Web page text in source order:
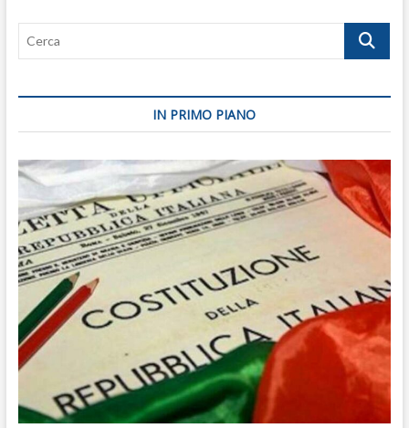
Cerca
IN PRIMO PIANO